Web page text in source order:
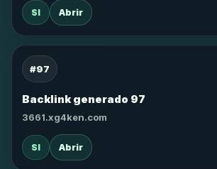
SI Abrir
#97
Backlink generado 97
3661.xg4ken.com
SI Abrir